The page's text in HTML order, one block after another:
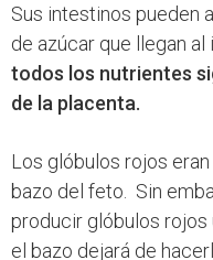
Sus intestinos pueden
de azúcar que llegan al
todos los nutrientes
de la placenta.
Los glóbulos rojos
bazo del feto. Sin
producir glóbulos rojos
el bazo dejará de